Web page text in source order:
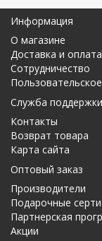
Информация
О магазине
Доставка и оплата
Сотрудничество
Служба поддержки
Контакты
Возврат товара
Карта сайта
Оптовый заказ
Производители
Подарочные
Партнерская
Акции